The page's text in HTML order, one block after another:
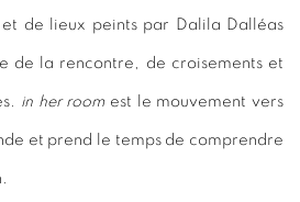
de lieux peints par Dalila Dalléas
de la rencontre, de croisements et
in her roomest le mouvement vers
et prend le temps de comprendre